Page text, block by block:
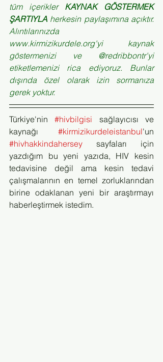
tüm içerikler KAYNAK GÖSTERMEK
ŞARTIYLA herkesin paylaşımına açıktır.
Alıntılarınızda
www.kirmizikurdele.org'yi kaynak
göstermenizi ve @redribbontr'yi
etiketlemenizi rica ediyoruz. Bunlar
dışında özel olarak izin sormanıza
gerek yoktur.
Türkiye'nin #hivbilgisi sağlayıcısı ve
kaynağı #kirmizikurdeleistanbul
#hivhakkindahersey sayfaları için
yazdığım bu yeni yazıda, HIV kesin
tedavisine değil ama kesin tedavi
çalışmalarının en temel zorluklarından
birine odaklanan yeni bir araştırmayı
haberleştirmek istedim.